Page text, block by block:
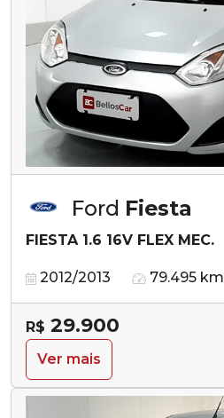
Ford Fiesta
FIESTA 1.6 16V FLEX MEC.
2012/2013 79.495 km
R$ 29.900
Ver mais